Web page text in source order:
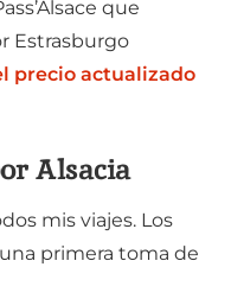
que
Estrasburgo
precio actualizado
Alsacia
mis viajes. Los
primera toma de